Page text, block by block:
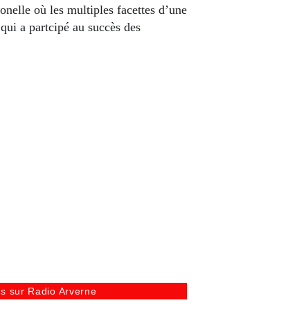
où les multiples facettes d’une
a partcipé au succès des
sur Radio Arverne